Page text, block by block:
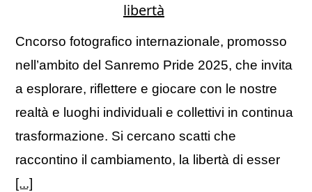
libertà
Cncorso fotografico internazionale, promosso
nell’ambito del Sanremo Pride 2025, che invita
a esplorare, riflettere e giocare con le nostre
realtà e luoghi individuali e collettivi in continua
trasformazione. Si cercano scatti che
raccontino il cambiamento, la libertà di esser
[...]